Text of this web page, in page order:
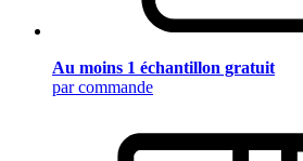
Au moins 1 échantillon gratuit
par commande